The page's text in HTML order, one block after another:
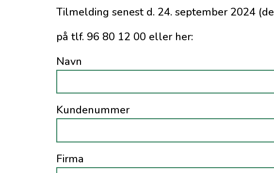
Tilmelding senest d. 24. september 2024
på tlf. 96 80 12 00 eller her:
Navn
Kundenummer
Firma